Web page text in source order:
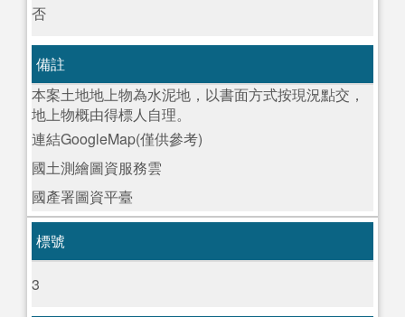
否
備註
本案土地地上物為水泥地，以書面方式按現況點交，
地上物概由得標人自理。
連結GoogleMap(僅供參考)
國土測繪圖資服務雲
國產署圖資平臺
標號
3